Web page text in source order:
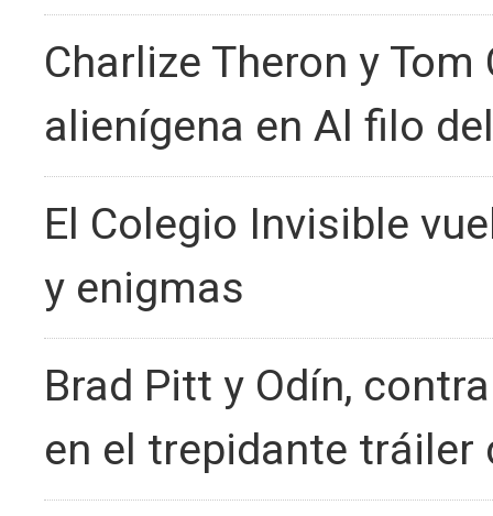
Charlize Theron y
alienígena en Al filo
El Colegio Invisible
y enigmas
Brad Pitt y Odín,
en el trepidante tráiler